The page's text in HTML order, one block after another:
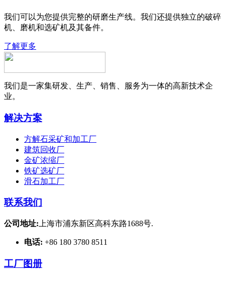
我们可以为您提供完整的研磨生产线。我们还提供独立的破碎
机、磨机和选矿机及其备件。
了解更多
我们是一家集研发、生产、销售、服务为一体的高新技术企
业。
解决方案
方解石采矿和加工厂
建筑回收厂
金矿浓缩厂
铁矿选矿厂
滑石加工厂
联系我们
公司地址: 上海市浦东新区高科东路1688号.
电话: +86 180 3780 8511
工厂图册